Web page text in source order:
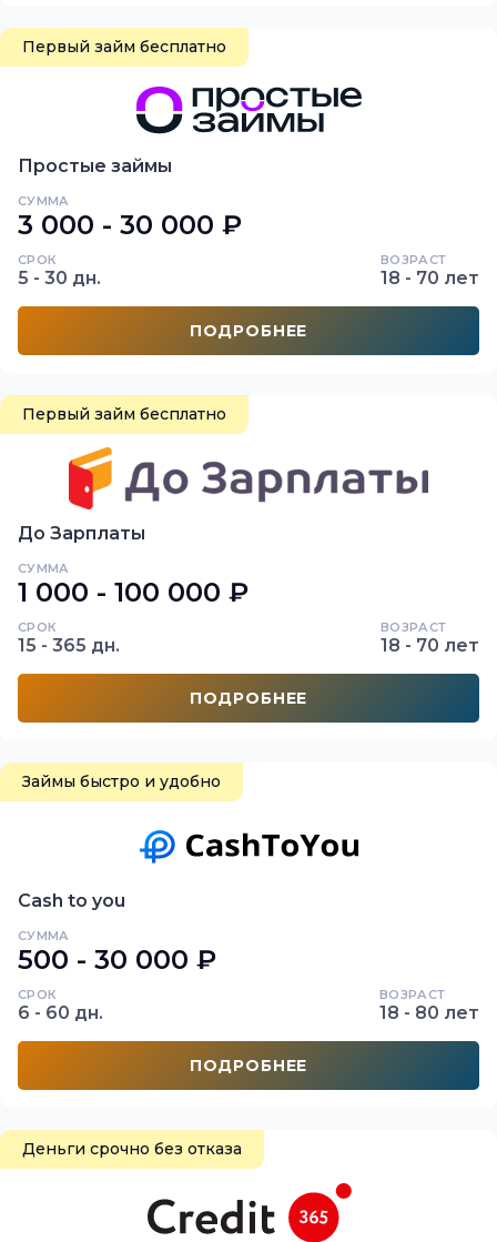
Первый займ бесплатно
Простые займы
СУММА
3 000 - 30 000 ₽
СРОК
5 - 30 дн.
ВОЗРАСТ
18 - 70 лет
ПОДРОБНЕЕ
Первый займ бесплатно
До Зарплаты
СУММА
1 000 - 100 000 ₽
СРОК
15 - 365 дн.
ВОЗРАСТ
18 - 70 лет
ПОДРОБНЕЕ
Займы быстро и удобно
Cash to you
СУММА
500 - 30 000 ₽
СРОК
6 - 60 дн.
ВОЗРАСТ
18 - 80 лет
ПОДРОБНЕЕ
Деньги срочно без отказа